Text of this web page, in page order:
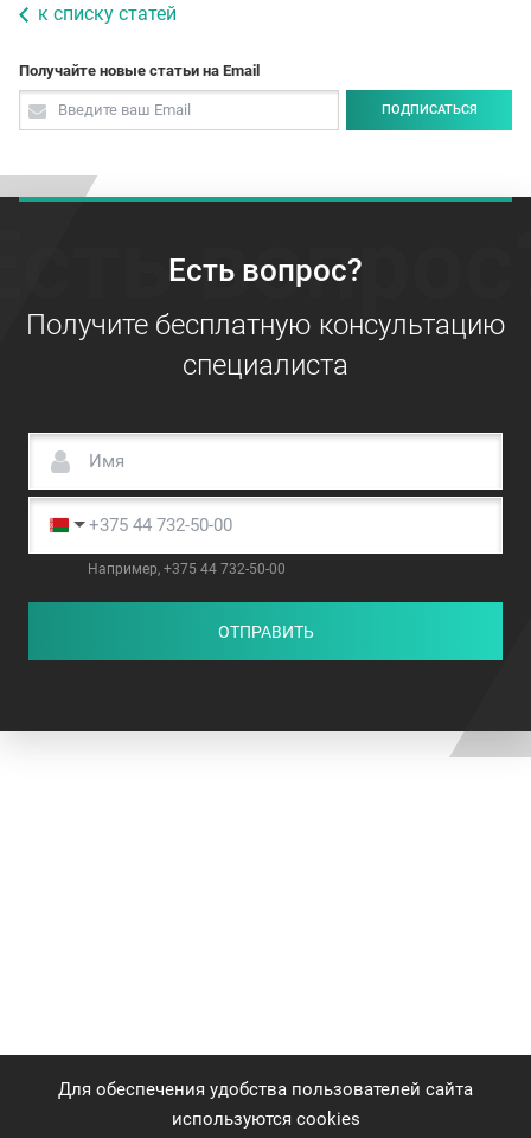
к списку статей
Получайте новые статьи на Email
ПОДПИСАТЬСЯ
Есть вопрос?
Получите бесплатную консультацию
специалиста
Например, +375 44 732-50-00
ОТПРАВИТЬ
Для обеспечения удобства пользователей сайта
используются cookies